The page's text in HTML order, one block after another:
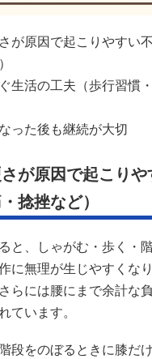
が原因で起こりやすい
生活の工夫（歩行習慣
った後も継続が大切
が原因で起こり
捻挫など）
と、しゃがむ・歩く・
に無理が生じやすくな
らには腰にまで余計な
ています。
段をのぼるときに膝だ